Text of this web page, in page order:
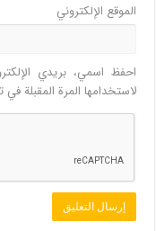
الموقع الإلكتروني
احفظ اسمي، بريدي
لاستخدامها المرة المقبلة في